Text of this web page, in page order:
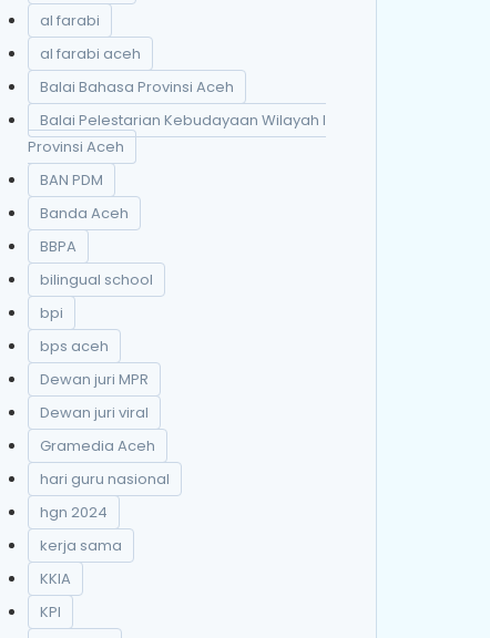
al farabi
al farabi aceh
Balai Bahasa Provinsi Aceh
Balai Pelestarian Kebudayaan Wilayah I
Provinsi Aceh
BAN PDM
Banda Aceh
BBPA
bilingual school
bpi
bps aceh
Dewan juri MPR
Dewan juri viral
Gramedia Aceh
hari guru nasional
hgn 2024
kerja sama
KKIA
KPI